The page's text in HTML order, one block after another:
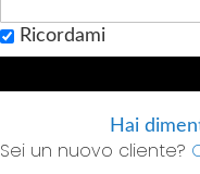
Ricordami
Hai
Sei un nuovo cliente?